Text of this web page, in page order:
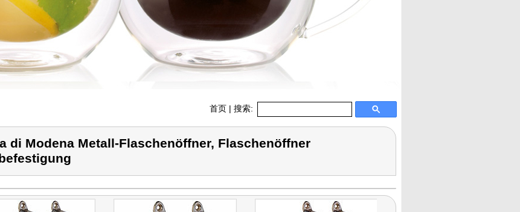
首页 | 搜索:
di Modena Metall-Flaschenöffner, Flaschenöffner